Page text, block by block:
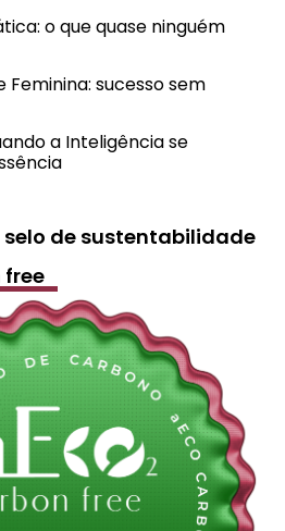
o que quase ninguém
sucesso sem
a Inteligência se
selo de sustentabilidade
free